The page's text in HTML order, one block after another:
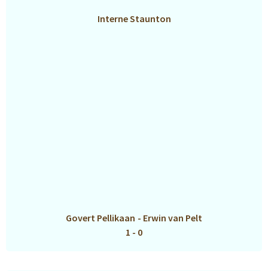
Interne Staunton
Govert Pellikaan - Erwin van Pelt
1 - 0